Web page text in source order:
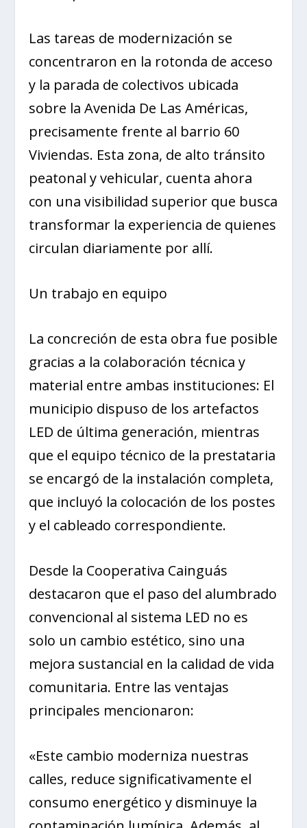
Las tareas de modernización se
concentraron en la rotonda de acceso
y la parada de colectivos ubicada
sobre la Avenida De Las Américas,
precisamente frente al barrio 60
Viviendas. Esta zona, de alto tránsito
peatonal y vehicular, cuenta ahora
con una visibilidad superior que busca
transformar la experiencia de quienes
circulan diariamente por allí.
Un trabajo en equipo
La concreción de esta obra fue posible
gracias a la colaboración técnica y
material entre ambas instituciones: El
municipio dispuso de los artefactos
LED de última generación, mientras
que el equipo técnico de la prestataria
se encargó de la instalación completa,
que incluyó la colocación de los postes
y el cableado correspondiente.
Desde la Cooperativa Cainguás
destacaron que el paso del alumbrado
convencional al sistema LED no es
solo un cambio estético, sino una
mejora sustancial en la calidad de vida
comunitaria. Entre las ventajas
principales mencionaron:
«Este cambio moderniza nuestras
calles, reduce significativamente el
consumo energético y disminuye la